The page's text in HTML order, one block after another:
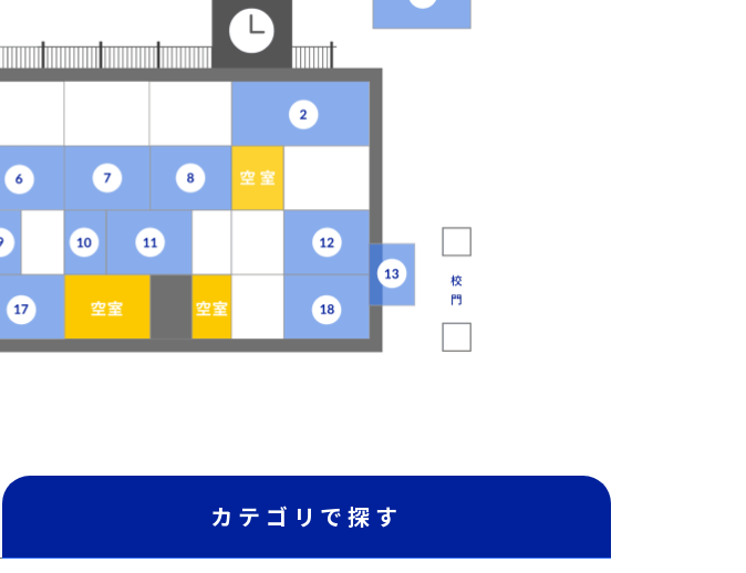
カテゴリで探す